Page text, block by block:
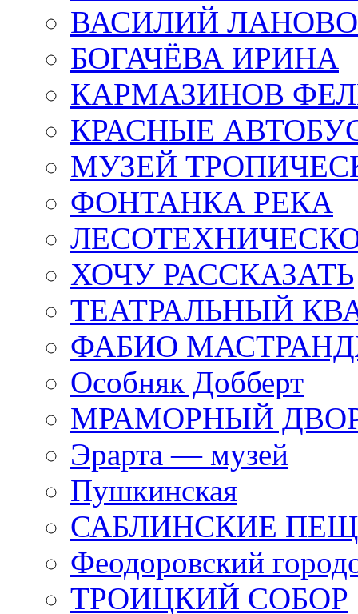
ВАСИЛИЙ
БОГАЧЁВА ИРИНА
КАРМАЗИНОВ
КРАСНЫЕ
МУЗЕЙ
ФОНТАНКА РЕКА
ХОЧУ РАССКАЗАТЬ
ТЕАТРАЛЬНЫЙ
ФАБИО
Особняк Добберт
МРАМОРНЫЙ
Эрарта — музей
Пушкинская
САБЛИНСКИЕ
Феодоровский
ТРОИЦКИЙ СОБОР